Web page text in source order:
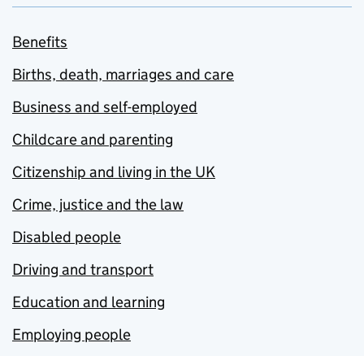
Benefits
Births, death, marriages and care
Business and self-employed
Childcare and parenting
Citizenship and living in the UK
Crime, justice and the law
Disabled people
Driving and transport
Education and learning
Employing people